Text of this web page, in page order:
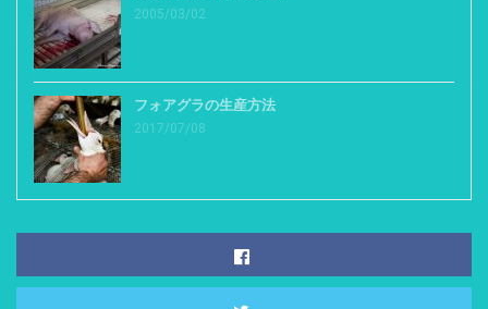
2005/03/02
フォアグラの生産方法
2017/07/08